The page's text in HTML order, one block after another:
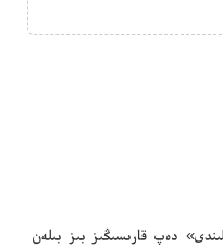
دەپ قارىسىڭىز بىز بىلەن